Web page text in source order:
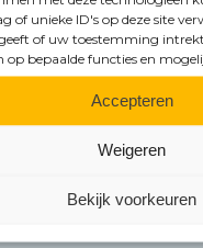
of unieke ID's op deze site
of uw toestemming
op bepaalde functies en
Accepteren
Weigeren
Bekijk voorkeuren
61 23 77